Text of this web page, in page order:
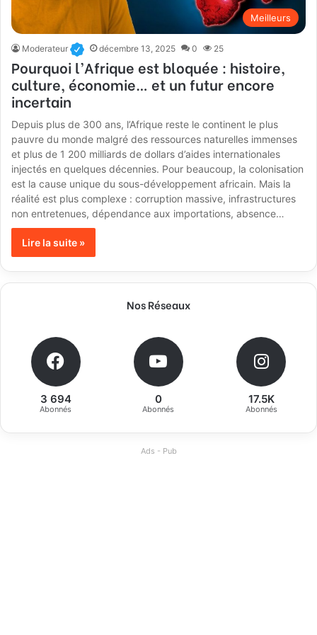
Meilleurs
Moderateur décembre 13, 2025 0 25
Pourquoi l’Afrique est bloquée : histoire,
culture, économie… et un futur encore
incertain
Depuis plus de 300 ans, l’Afrique reste le continent le plus
pauvre du monde malgré des ressources naturelles immenses
et plus de 1 200 milliards de dollars d’aides internationales
injectés en quelques décennies. Pour beaucoup, la colonisation
est la cause unique du sous-développement africain. Mais la
réalité est plus complexe : corruption massive, infrastructures
non entretenues, dépendance aux importations, absence…
Lire la suite »
Nos Réseaux
3 694
Abonnés
0
Abonnés
17.5K
Abonnés
Ads - Pub